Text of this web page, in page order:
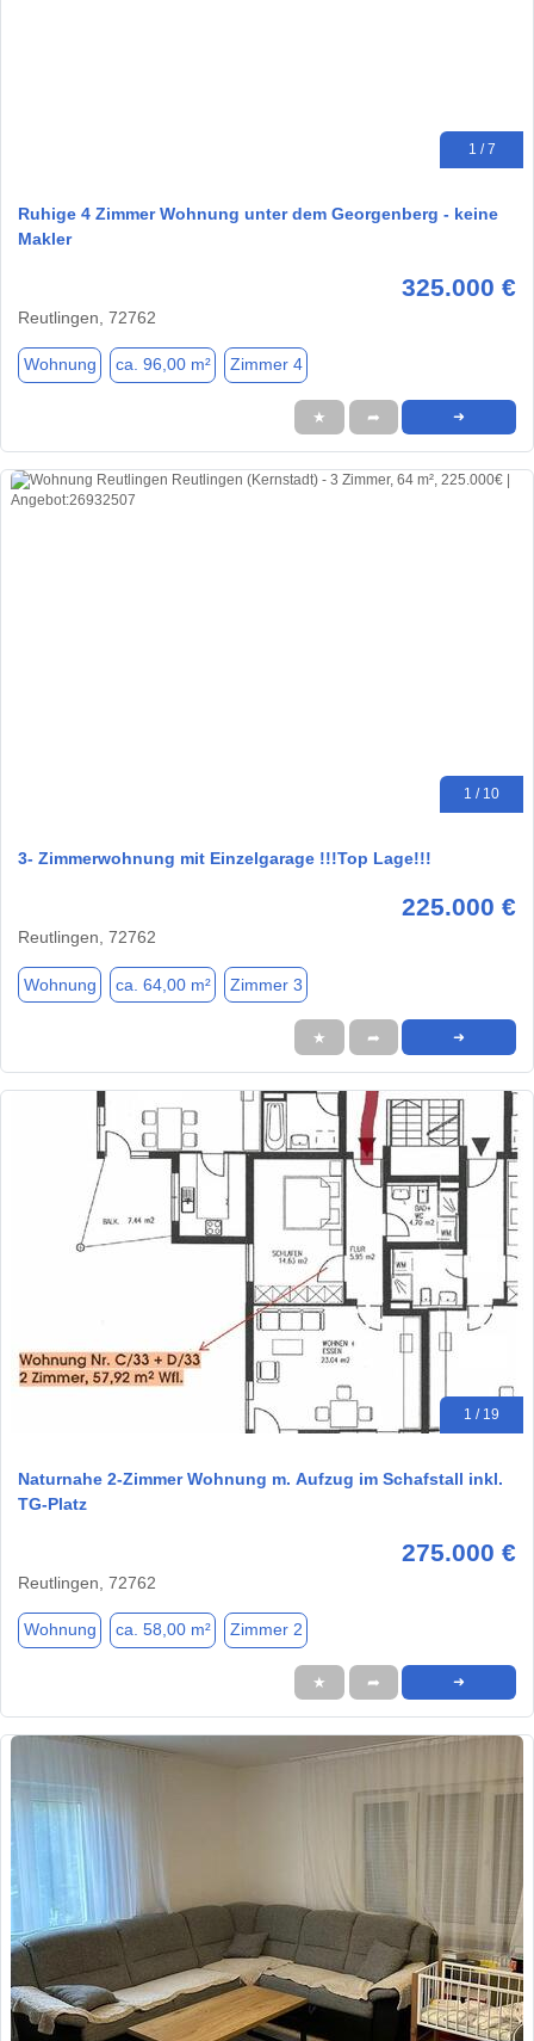
1 / 7
Ruhige 4 Zimmer Wohnung unter dem Georgenberg - keine
Makler
325.000 €
Reutlingen, 72762
Wohnung ca. 96,00 m² Zimmer 4
★ ➦ ➜
1 / 10
3- Zimmerwohnung mit Einzelgarage !!!Top Lage!!!
225.000 €
Reutlingen, 72762
Wohnung ca. 64,00 m² Zimmer 3
★ ➦ ➜
1 / 19
Naturnahe 2-Zimmer Wohnung m. Aufzug im Schafstall inkl.
TG-Platz
275.000 €
Reutlingen, 72762
Wohnung ca. 58,00 m² Zimmer 2
★ ➦ ➜